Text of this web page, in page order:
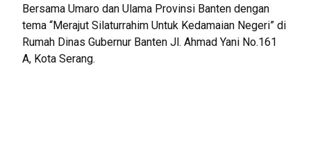
Bersama Umaro dan Ulama Provinsi Banten dengan
tema “Merajut Silaturrahim Untuk Kedamaian Negeri” di
Rumah Dinas Gubernur Banten Jl. Ahmad Yani No.161
A, Kota Serang.